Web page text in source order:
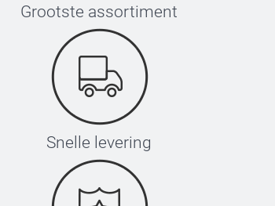
Grootste assortiment
Snelle levering